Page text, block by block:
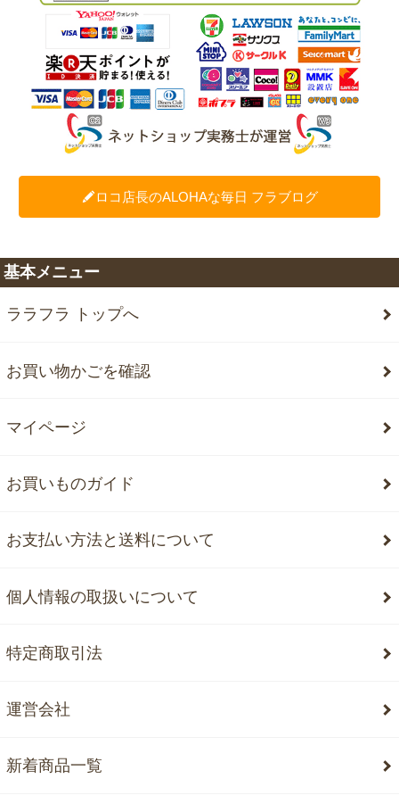
ロコ店長のALOHAな毎日 フラブログ
基本メニュー
ララフラ トップへ
お買い物かごを確認
マイページ
お買いものガイド
お支払い方法と送料について
個人情報の取扱いについて
特定商取引法
運営会社
新着商品一覧